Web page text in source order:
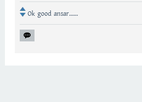
Ok good ansar......